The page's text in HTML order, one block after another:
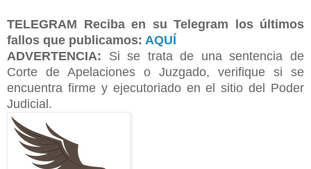
TELEGRAM Reciba en su Telegram los últimos
fallos que publicamos: AQUÍ
ADVERTENCIA: Si se trata de una sentencia de
Corte de Apelaciones o Juzgado, verifique si se
encuentra firme y ejecutoriado en el sitio del Poder
Judicial.